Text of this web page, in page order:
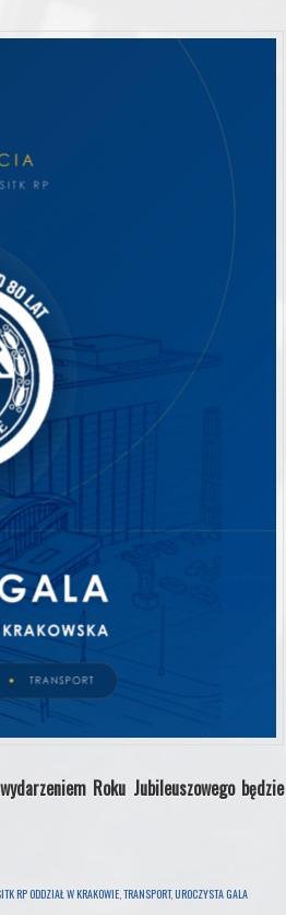
Roku Jubileuszowego będzie
RP ODDZIAŁ W KRAKOWIE,TRANSPORT,UROCZYSTA GALA